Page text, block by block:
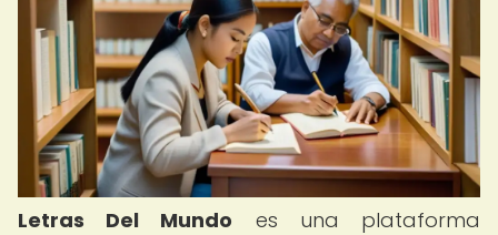
Letras Del Mundo es una plataforma